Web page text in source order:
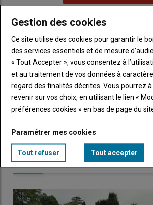
compte"
mot
passe"
"Je
connecte"
Sous-
Vous n'êtes pas
TITRE CRÉEZ UN
BodyChoisissez votre formule et
compte pour accéder à tout
LES PLUS LUS
Gestion des cookies
Ce site utilise des cookies pour garantir le
des services essentiels et de mesure
« Tout Accepter », vous consentez à
et au traitement de vos données à
regard des finalités décrites. Vous pourrez
revenir sur vos choix, en utilisant le lien «
préférences cookies » en bas de page du
Paramétrer mes cookies
Tout refuser Tout accepter